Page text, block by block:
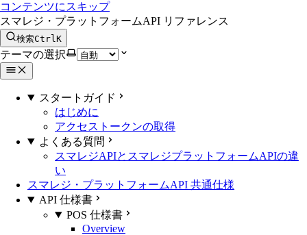
コンテンツにスキップ
スマレジ・プラットフォームAPI リファレンス
検索CtrlK
テーマの選択
スタートガイド
はじめに
アクセストークンの取得
よくある質問
スマレジAPIとスマレジプラットフォームAPIの違
い
スマレジ・プラットフォームAPI 共通仕様
API 仕様書
POS 仕様書
Overview